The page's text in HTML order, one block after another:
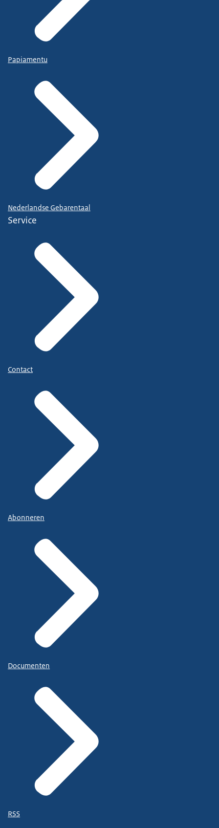
Papiamentu
Nederlandse Gebarentaal
Service
Contact
Abonneren
Documenten
RSS